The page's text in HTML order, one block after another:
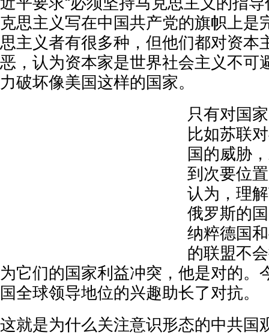
克思主义写在中国共产党的旗帜上是
思主义者有很多种，但他们都对资本
恶，认为资本家是世界社会主义不可
力破坏像美国这样的国家。
只有对国
比如苏联
国的威胁
到次要位
认为，理
俄罗斯的
纳粹德国
的联盟不
为它们的国家利益冲突，他是对的。
国全球领导地位的兴趣助长了对抗。
这就是为什么关注意识形态的中共国